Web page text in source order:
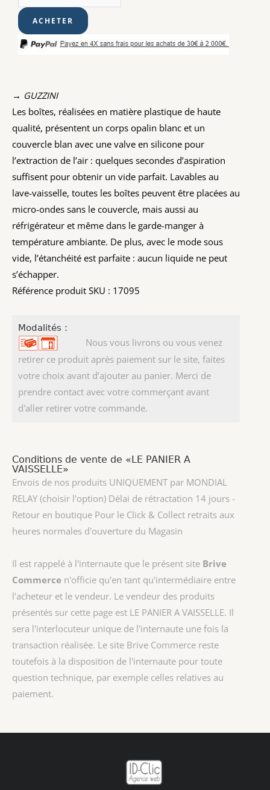
→ GUZZINI
Les boîtes, réalisées en matière plastique de haute
qualité, présentent un corps opalin blanc et un
couvercle blan avec une valve en silicone pour
l’extraction de l’air : quelques secondes d’aspiration
suffisent pour obtenir un vide parfait. Lavables au
lave-vaisselle, toutes les boîtes peuvent être placées au
micro-ondes sans le couvercle, mais aussi au
réfrigérateur et même dans le garde-manger à
température ambiante. De plus, avec le mode sous
vide, l’étanchéité est parfaite : aucun liquide ne peut
s’échapper.
Référence produit SKU : 17095
Modalités :
Nous vous livrons ou vous venez
retirer ce produit après paiement sur le site, faites
votre choix avant d’ajouter au panier. Merci de
prendre contact avec votre commerçant avant
d'aller retirer votre commande.
Conditions de vente de «LE PANIER A
VAISSELLE»
Envois de nos produits UNIQUEMENT par MONDIAL
RELAY (choisir l'option) Délai de rétractation 14 jours -
Retour en boutique Pour le Click & Collect retraits aux
heures normales d'ouverture du Magasin
Il est rappelé à l'internaute que le présent site Brive
Commerce n'officie qu'en tant qu'intermédiaire entre
l'acheteur et le vendeur. Le vendeur des produits
présentés sur cette page est LE PANIER A VAISSELLE. Il
sera l'interlocuteur unique de l'internaute une fois la
transaction réalisée. Le site Brive Commerce reste
toutefois à la disposition de l'internaute pour toute
question technique, par exemple celles relatives au
paiement.